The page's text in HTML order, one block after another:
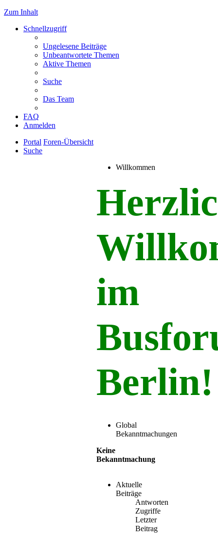
Zum Inhalt
Schnellzugriff
Ungelesene Beiträge
Unbeantwortete Themen
Aktive Themen
Suche
Das Team
FAQ
Anmelden
Portal Foren-Übersicht
Suche
Willkommen
im
Berlin!
Global
Bekanntmachungen
Keine
Bekanntmachung
Aktuelle
Beiträge
Antworten
Zugriffe
Letzter
Beitrag